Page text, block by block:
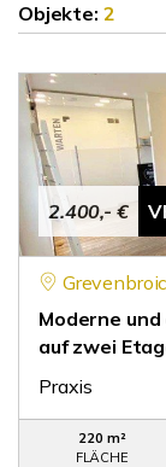
Objekte: 2
2.400,- €
Moderne
auf zwei
Praxis
220 m²
FLÄCHE